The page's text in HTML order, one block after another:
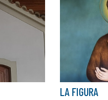
LA FIGURA